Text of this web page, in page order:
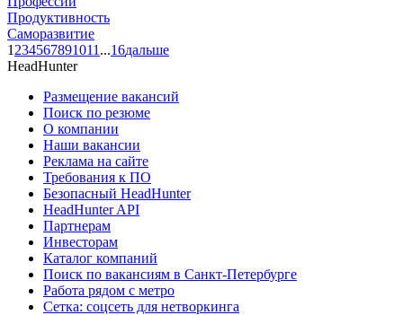
Продуктивность
Саморазвитие
1 234567891011 ...16дальше
HeadHunter
Размещение вакансий
Поиск по резюме
О компании
Наши вакансии
Реклама на сайте
Требования к ПО
Безопасный HeadHunter
HeadHunter API
Партнерам
Инвесторам
Каталог компаний
Поиск по вакансиям в Санкт-Петербурге
Работа рядом с метро
Сетка: соцсеть для нетворкинга